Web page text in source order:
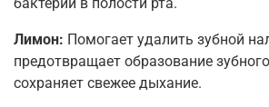
Лимон: Помогает удалить зубной
предотвращает образование
сохраняет свежее дыхание.